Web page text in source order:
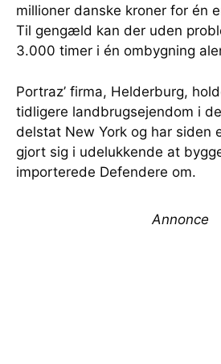
millioner danske kroner for én
Til gengæld kan der uden
3.000 timer i én ombygning
Portraz’ firma, Helderburg,
tidligere landbrugsejendom i
delstat New York og har siden
gjort sig i udelukkende at
importerede Defendere om.
Annonce